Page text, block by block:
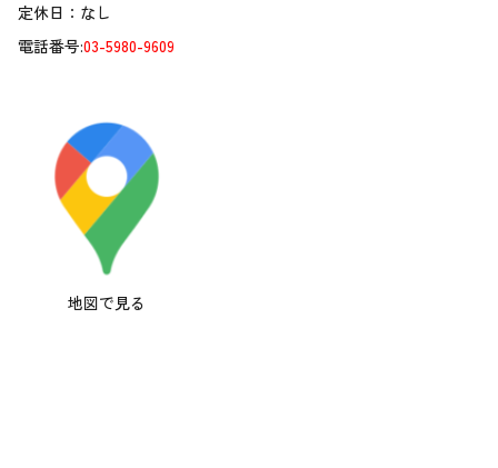
定休日：なし
電話番号:03-5980-9609
地図で見る